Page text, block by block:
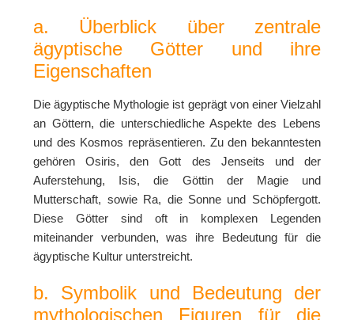
a. Überblick über zentrale
ägyptische Götter und ihre
Eigenschaften
Die ägyptische Mythologie ist geprägt von einer Vielzahl
an Göttern, die unterschiedliche Aspekte des Lebens
und des Kosmos repräsentieren. Zu den bekanntesten
gehörenOsiris, den Gott des Jenseits und der
Auferstehung, Isis, die Göttin der Magie und
Mutterschaft, sowie Ra, die Sonne und Schöpfergott.
Diese Götter sind oft in komplexen Legenden
miteinander verbunden, was ihre Bedeutung für die
ägyptische Kultur unterstreicht.
b. Symbolik und Bedeutung der
mythologischen Figuren für die